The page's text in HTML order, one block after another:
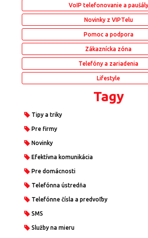
VoIP telefonovanie a paušály
Novinky z VIPTelu
Pomoc a podpora
Zákaznícka zóna
Telefóny a zariadenia
Lifestyle
Tagy
Tipy a triky
Pre firmy
Novinky
Efektívna komunikácia
Pre domácnosti
Telefónna ústredňa
Telefónne čísla a predvoľby
SMS
Služby na mieru